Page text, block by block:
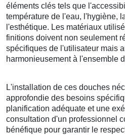
éléments clés tels que
température de l'eau, l'hygiène,
l'esthétique. Les matériaux
finitions doivent non seulement
spécifiques de l'utilisateur mais
harmonieusement à l'ensemble
L'installation de ces douches
approfondie des besoins
planification adéquate et une
consultation d'un professionnel
bénéfique pour garantir le